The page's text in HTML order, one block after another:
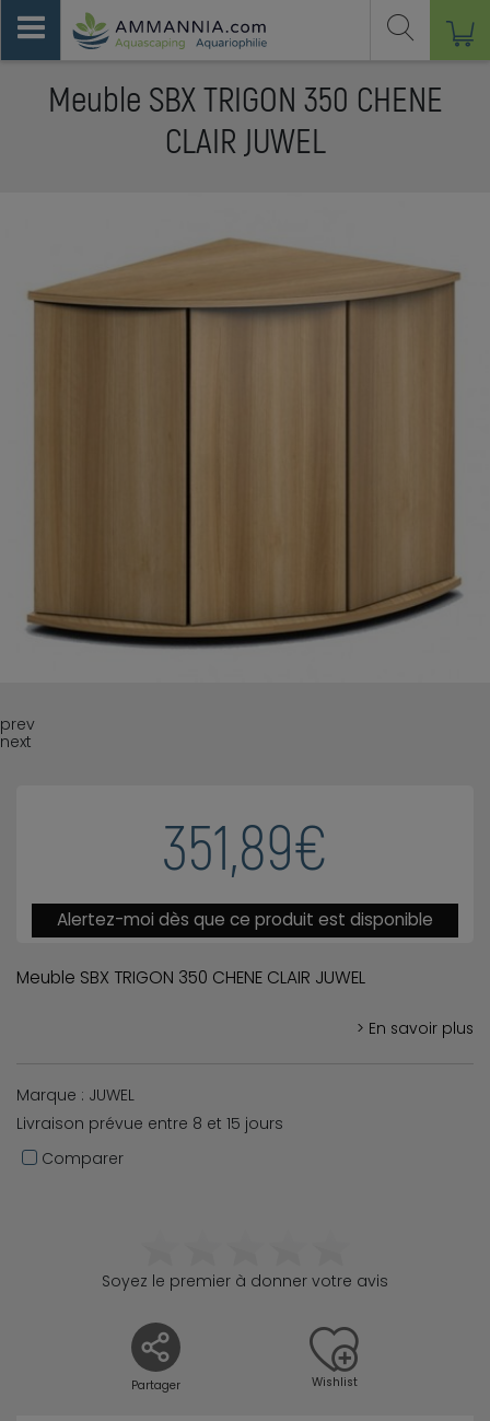
351,89€
Alertez-moi dès que ce produit est disponible
Meuble SBX TRIGON 350 CHENE CLAIR JUWEL
> En savoir plus
Marque : JUWEL
Livraison prévue entre 8 et 15 jours
Comparer
Partager
Soyez le premier à donner votre avis
Wishlist
Meuble SBX TRIGON 350 CHENE
CLAIR JUWEL
prev
next